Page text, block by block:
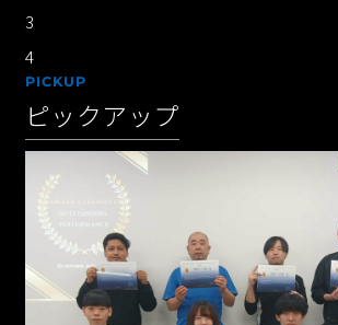
3
4
PICKUP
ピックアップ